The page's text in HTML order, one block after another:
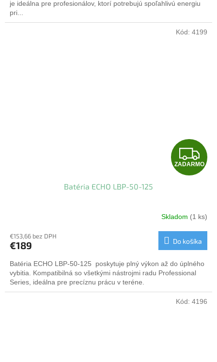
je ideálna pre profesionálov, ktorí potrebujú spoľahlivú energiu
pri...
Z
A
A
R
M
ZADARMO
Batéria ECHO LBP-50-125
Skladom (1 ks)
€153,66 bez DPH
€189 Do košíka
Batéria ECHO LBP-50-125 poskytuje plný výkon až do úplného
vybitia. Kompatibilná so všetkými nástrojmi radu Professional
Series, ideálna pre precíznu prácu v teréne.
Kód: 4199
Kód: 4196